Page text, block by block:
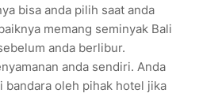
bisa anda pilih saat anda
memang seminyak Bali
anda berlibur.
anda sendiri. Anda
bandara oleh pihak hotel jika